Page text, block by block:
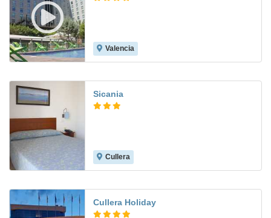
Valencia
Sicania
Cullera
Cullera Holiday